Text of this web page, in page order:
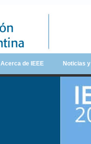
Acerca de IEEE Noticias